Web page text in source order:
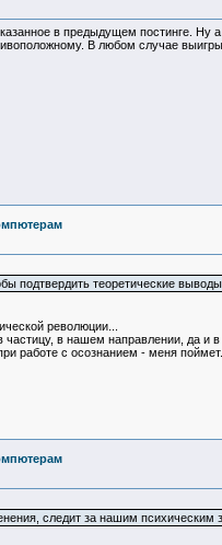
в предыдущем постинге. Ну
В любом случае
подтвердить теоретические выводы.
революции...
в нашем направлении, да и
работе с осознанием - меня поймет...
следит за нашим психическим